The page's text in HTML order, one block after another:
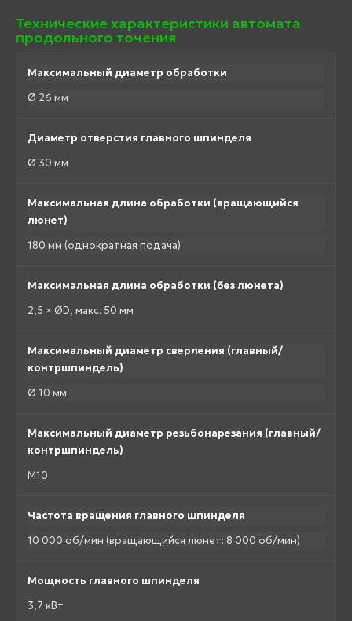
Технические характеристики автомата
продольного точения
Максимальный диаметр обработки
Ø 26 мм
Диаметр отверстия главного шпинделя
Ø 30 мм
Максимальная длина обработки (вращающийся
люнет)
180 мм (однократная подача)
Максимальная длина обработки (без люнета)
2,5 × ØD, макс. 50 мм
Максимальный диаметр сверления (главный/
контршпиндель)
Ø 10 мм
Максимальный диаметр резьбонарезания (главный/
контршпиндель)
M10
Частота вращения главного шпинделя
10 000 об/мин (вращающийся люнет: 8 000 об/мин)
Мощность главного шпинделя
3,7 кВт